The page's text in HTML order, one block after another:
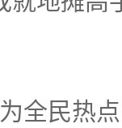
全民热